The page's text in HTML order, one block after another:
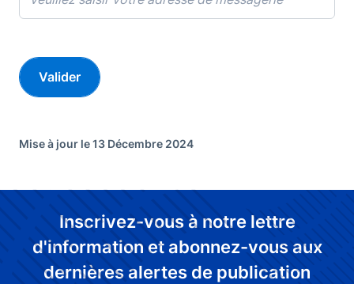
Mise à jour le 13 Décembre 2024
Inscrivez-vous à notre lettre
d'information et abonnez-vous aux
dernières alertes de publication